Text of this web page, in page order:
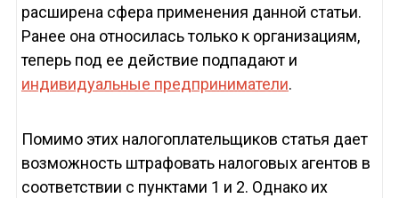
расширена сфера применения данной статьи.
Ранее она относилась только к организациям,
теперь под ее действие подпадают и
индивидуальные предприниматели.
Помимо этих налогоплательщиков статья дает
возможность штрафовать налоговых агентов в
соответствии с пунктами 1 и 2. Однако их